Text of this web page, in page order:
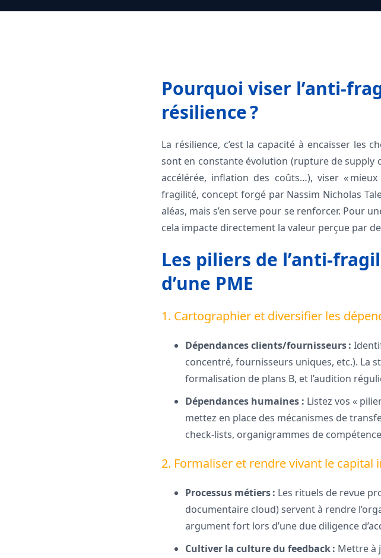
Pourquoi viser l’anti-
résilience ?
La résilience, c’est la capacité à encaisser les
sont en constante évolution (rupture de
accélérée, inflation des coûts…), viser «
fragilité, concept forgé par Nassim Nicholas
aléas, mais s’en serve pour se renforcer. Pour
cela impacte directement la valeur perçue par
Les piliers de l’anti-
d’une PME
1. Cartographier et diversifier les
Dépendances clients/fournisseurs :
concentré, fournisseurs uniques, etc.). La
formalisation de plans B, et l’audition
Dépendances humaines : Listez vos «
mettez en place des mécanismes de
check-lists, organigrammes de
2. Formaliser et rendre vivant le capital
Processus métiers : Les rituels de revue
documentaire cloud) servent à rendre
argument fort lors d’une due diligence
Cultiver la culture du feedback : Mettre à